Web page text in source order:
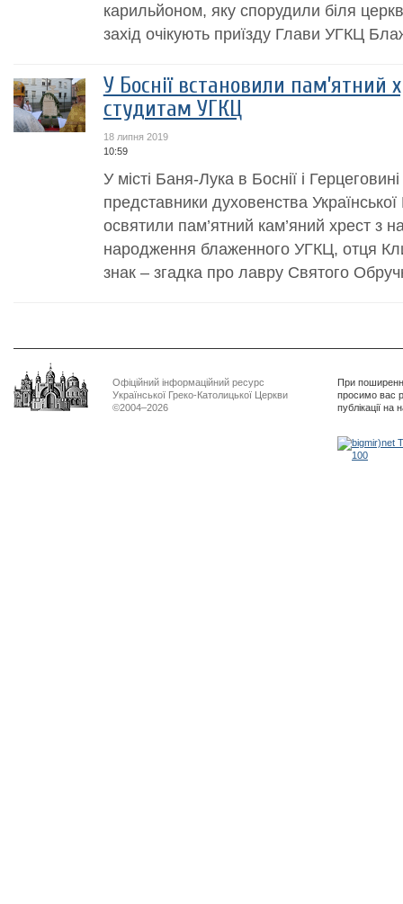
карильйоном, яку спорудили біля
захід очікують приїзду Глави УГКЦ
У Боснії встановили пам’ятний
студитам УГКЦ
18 липня 2019
10:59
У місті Баня-Лука в Боснії і
представники духовенства
освятили пам’ятний кам’яний хрест з
народження блаженного УГКЦ, отця
знак – згадка про лавру Святого
Офіційний інформаційний ресурс
Української Греко-Католицької Церкви
©2004–2026
При
просимо вас
публікації на